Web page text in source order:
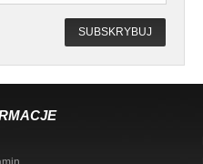
SUBSKRYBUJ